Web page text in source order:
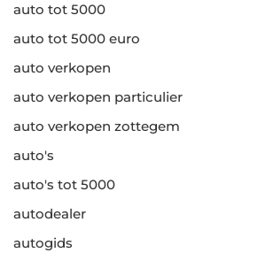
auto tot 5000
auto tot 5000 euro
auto verkopen
auto verkopen particulier
auto verkopen zottegem
auto's
auto's tot 5000
autodealer
autogids